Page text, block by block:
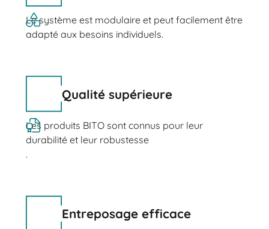
Le système est modulaire et peut facilement être
adapté aux besoins individuels.
Qualité supérieure
Les produits BITO sont connus pour leur
durabilité et leur robustesse
.
Entreposage efficace